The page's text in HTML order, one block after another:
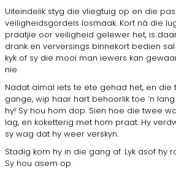
Uiteindelik styg die vliegtuig op en die
veiligheidsgordels losmaak. Kort ná die
praatjie oor veiligheid gelewer het, is
drank en verversings bin­nekort bedien
kyk of sy die mooi man iewers kan
nie.
Nadat almal iets te ete gehad het, en die
gange, wip haar hart behoorlik toe ’n
hy! Sy hou hom dop. Sien hoe die twee
lag, en koketterig met hom praat. Hy
sy wag dat hy weer verskyn.
Stadig kom hy in die gang af. Lyk asof hy
Sy hou asem op.